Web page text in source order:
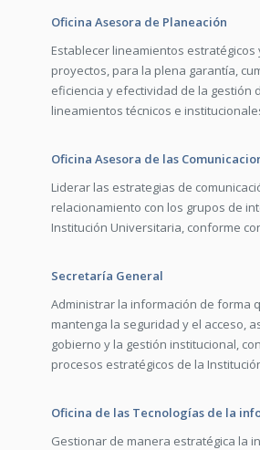
Oficina Asesora de Planeación
Establecer lineamientos
proyectos, para la plena garantía,
eficiencia y efectividad de la gestión
lineamientos técnicos e
Oficina Asesora de las
Liderar las estrategias de
relacionamiento con los grupos de
Institución Universitaria, conforme
Secretaría General
Administrar la información de forma
mantenga la seguridad y el acceso,
gobierno y la gestión institucional,
procesos estratégicos de la
Oficina de las Tecnologías de la
Gestionar de manera estratégica la